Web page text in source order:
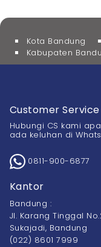
Kota Bandung
Kabupaten
Customer Service
Hubungi CS kami
ada keluhan di
0811-900-6877
Kantor
Bandung :
Jl. Karang Tinggal
Sukajadi, Bandung
(022) 8601 7999